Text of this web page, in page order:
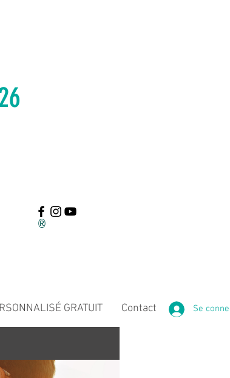
®
GRATUIT Contact Se